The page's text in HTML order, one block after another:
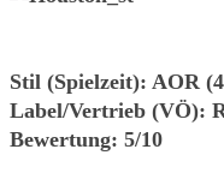
Stil (Spielzeit): AOR
Label/Vertrieb (VÖ):
Bewertung: 5/10